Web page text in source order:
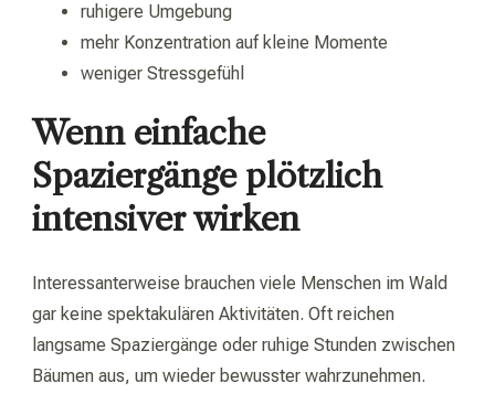
ruhigere Umgebung
mehr Konzentration auf kleine Momente
weniger Stressgefühl
Wenn einfache
Spaziergänge plötzlich
intensiver wirken
Interessanterweise brauchen viele Menschen im Wald
gar keine spektakulären Aktivitäten. Oft reichen
langsame Spaziergänge oder ruhige Stunden zwischen
Bäumen aus, um wieder bewusster wahrzunehmen.